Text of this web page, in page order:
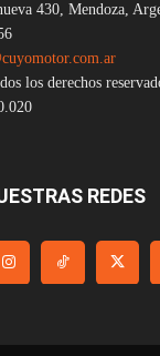
430, Mendoza,
los derechos
REDES